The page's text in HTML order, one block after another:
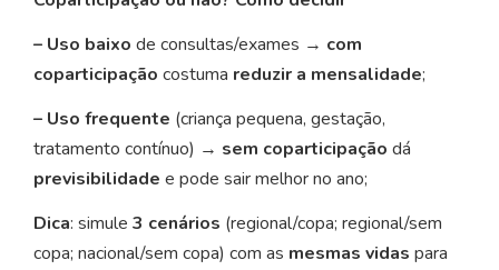
– Uso baixo de consultas/exames → com
coparticipação costuma reduzir a mensalidade;
– Uso frequente (criança pequena, gestação,
tratamento contínuo) → sem coparticipação dá
previsibilidade e pode sair melhor no ano;
Dica: simule 3 cenários (regional/copa; regional/sem
copa; nacional/sem copa) com as mesmas vidas para